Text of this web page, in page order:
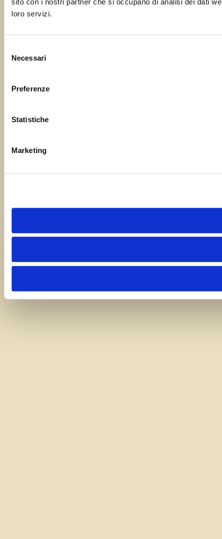
loro servizi.
delNecessari
Preferenze
Statistiche
Marketing